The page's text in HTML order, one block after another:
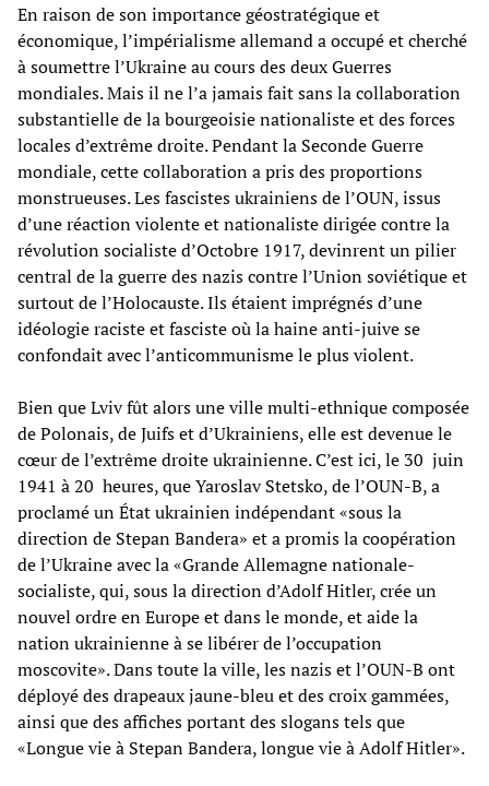
En raison de son importance géostratégique et
économique, l’impérialisme allemand a occupé et cherché
à soumettre l’Ukraine au cours des deux Guerres
mondiales. Mais il ne l’a jamais fait sans la collaboration
substantielle de la bourgeoisie nationaliste et des forces
locales d’extrême droite. Pendant la Seconde Guerre
mondiale, cette collaboration a pris des proportions
monstrueuses. Les fascistes ukrainiens de l’OUN, issus
d’une réaction violente et nationaliste dirigée contre la
révolution socialiste d’Octobre 1917, devinrent un pilier
central de la guerre des nazis contre l’Union soviétique et
surtout de l’Holocauste. Ils étaient imprégnés d’une
idéologie raciste et fasciste où la haine anti-juive se
confondait avec l’anticommunisme le plus violent.
Bien que Lviv fût alors une ville multi-ethnique composée
de Polonais, de Juifs et d’Ukrainiens, elle est devenue le
cœur de l’extrême droite ukrainienne. C’est ici, le 30 juin
1941 à 20 heures, que Yaroslav Stetsko, de l’OUN-B, a
proclamé un État ukrainien indépendant «sous la
direction de Stepan Bandera» et a promis la coopération
de l’Ukraine avec la «Grande Allemagne nationale-
socialiste, qui, sous la direction d’Adolf Hitler, crée un
nouvel ordre en Europe et dans le monde, et aide la
nation ukrainienne à se libérer de l’occupation
moscovite». Dans toute la ville, les nazis et l’OUN-B ont
déployé des drapeaux jaune-bleu et des croix gammées,
ainsi que des affiches portant des slogans tels que
«Longue vie à Stepan Bandera, longue vie à Adolf Hitler».